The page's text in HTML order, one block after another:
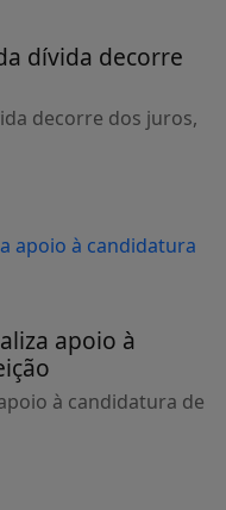
dívida decorre
decorre dos juros,
apoio à
à candidatura de